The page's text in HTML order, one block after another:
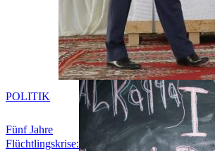
Fünf Jahre
Flüchtlingskrise:
POLITIK